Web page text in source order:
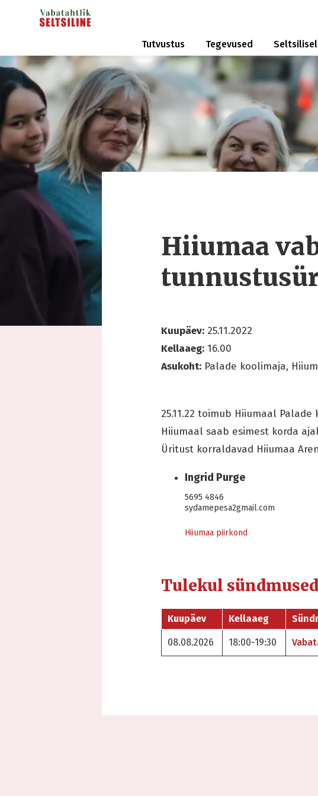
Tutvustus Tegevused
Hiiumaa
Kuupäev: 25.11.2022
Kellaaeg: 16.00
Asukoht: Palade koolimaja,
25.11.22 toimub Hiiumaal
Hiiumaal saab esimest korda
Üritust korraldavad Hiiumaa
Ingrid Purge
5695 4846
sydamepesa2gmail.com
Hiiumaa piirkond
Tulekul sündmused
Kuupäev Kellaaeg
08.08.2026 18:00-19:30